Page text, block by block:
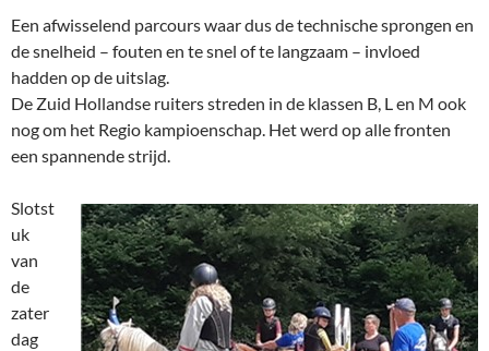
Een afwisselend parcours waar dus de technische sprongen en
de snelheid – fouten en te snel of te langzaam – invloed
hadden op de uitslag.
De Zuid Hollandse ruiters streden in de klassen B, L en M ook
nog om het Regio kampioenschap. Het werd op alle fronten
een spannende strijd.
Slotst
uk
van
de
zater
dag